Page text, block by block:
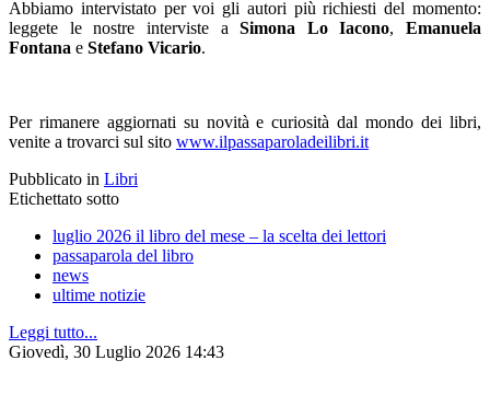
Abbiamo intervistato per voi gli autori più richiesti del momento:
leggete le nostre interviste aSimona Lo Iacono, Emanuela
Fontana e Stefano Vicario.
Per rimanere aggiornati su novità e curiosità dal mondo dei libri,
venite a trovarci sul sito www.ilpassaparoladeilibri.it
Pubblicato in Libri
Etichettato sotto
luglio 2026 il libro del mese – la scelta dei lettori
passaparola del libro
news
ultime notizie
Leggi tutto...
Giovedì, 30 Luglio 2026 14:43